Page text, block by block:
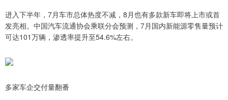
进入下半年，7月车市总体热度不减，8月也有多款新车即将上市或首
发亮相。中国汽车流通协会乘联分会预测，7月国内新能源零售量预计
可达101万辆，渗透率提升至54.6%左右。
多家车企交付量翻番